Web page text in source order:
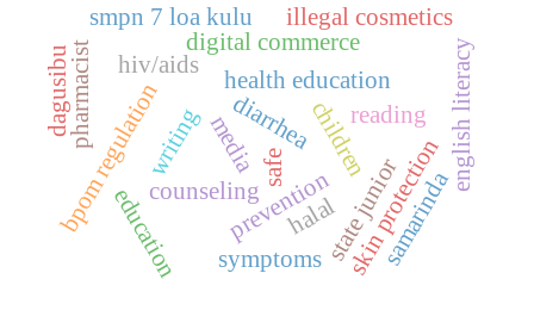
hiv/aids
health education
media
state junior
counseling
children
diarrhea
prevention
education
bpom regulation
digital commerce
illegal cosmetics
skin protection
english literacy
reading
writing
smpn 7 loa kulu
samarinda
pharmacist
dagusibu
symptoms
halal
safe